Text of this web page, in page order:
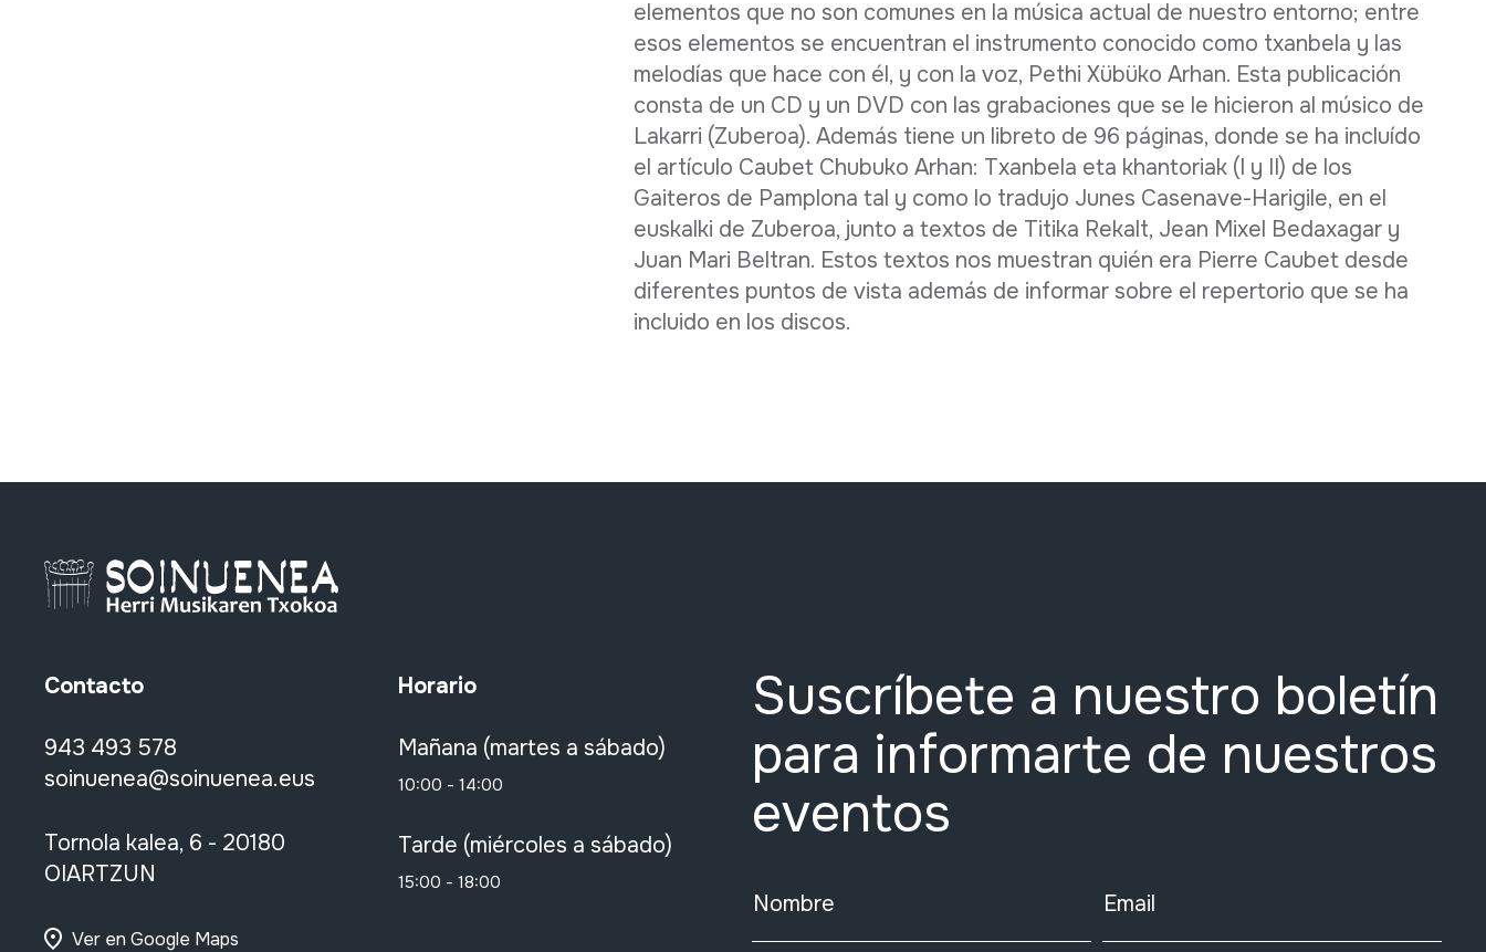
elementos que no son comunes en la música actual de nuestro entorno; entre
esos elementos se encuentran el instrumento conocido como txanbela y las
melodías que hace con él, y con la voz, Pethi Xübüko Arhan. Esta publicación
consta de un CD y un DVD con las grabaciones que se le hicieron al músico de
Lakarri (Zuberoa). Además tiene un libreto de 96 páginas, donde se ha incluído
el artículo Caubet Chubuko Arhan: Txanbela eta khantoriak (I y II) de los
Gaiteros de Pamplona tal y como lo tradujo Junes Casenave-Harigile, en el
euskalki de Zuberoa, junto a textos de Titika Rekalt, Jean Mixel Bedaxagar y
Juan Mari Beltran. Estos textos nos muestran quién era Pierre Caubet desde
diferentes puntos de vista además de informar sobre el repertorio que se ha
incluido en los discos.
Contacto
943 493 578
soinuenea@soinuenea.eus
Tornola kalea, 6 - 20180
OIARTZUN
Ver en Google Maps
Horario
Mañana (martes a sábado)
10:00 - 14:00
Tarde (miércoles a sábado)
15:00 - 18:00
Suscríbete a nuestro boletín
para informarte de nuestros
eventos
Nombre Email